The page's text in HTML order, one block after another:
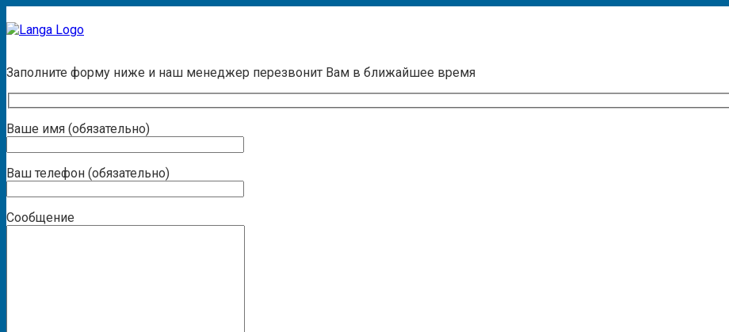
Заполните форму ниже и наш менеджер перезвонит Вам в ближайшее время
Ваше имя (обязательно)
Ваш телефон (обязательно)
Сообщение